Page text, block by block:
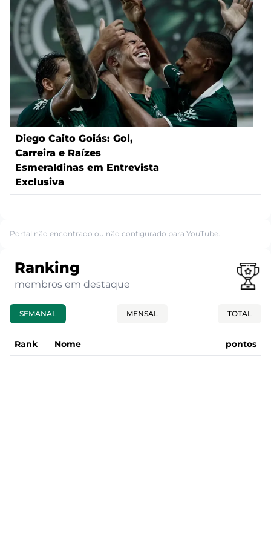
Diego Caito Goiás: Gol,
Carreira e Raízes
Esmeraldinas em Entrevista
Exclusiva
Portal não encontrado ou não configurado para YouTube.
Ranking
membros em destaque
SEMANAL MENSAL TOTAL
Rank Nome pontos